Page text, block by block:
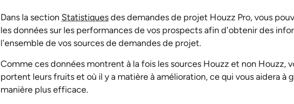
Dans la section Statistiquesdes demandes de projet Houzz Pro, vous
les données sur les performances de vos prospects afin d'obtenir des
l'ensemble de vos sources de demandes de projet.
Comme ces données montrent à la fois les sources Houzz et non Houzz,
portent leurs fruits et où il y a matière à amélioration, ce qui vous aidera à
manière plus efficace.